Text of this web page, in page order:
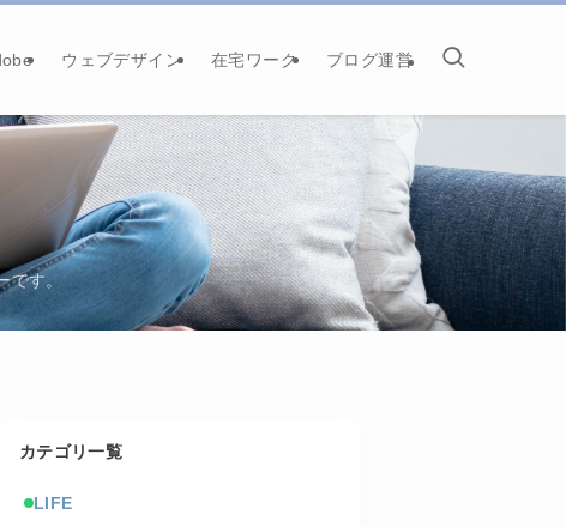
ウェブデザイン 在宅ワーク ブログ運営
です。
カテゴリ一覧
LIFE